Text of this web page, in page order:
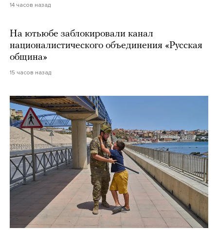
14 часов назад
На ютьюбе заблокировали канал
националистического объединения «Русская
община»
15 часов назад